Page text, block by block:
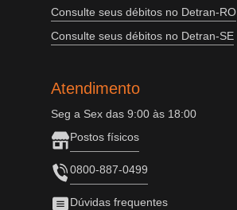
Consulte seus débitos no Detran-RO
Consulte seus débitos no Detran-SE
Atendimento
Seg a Sex das 9:00 às 18:00
Postos físicos
0800-887-0499
Dúvidas frequentes